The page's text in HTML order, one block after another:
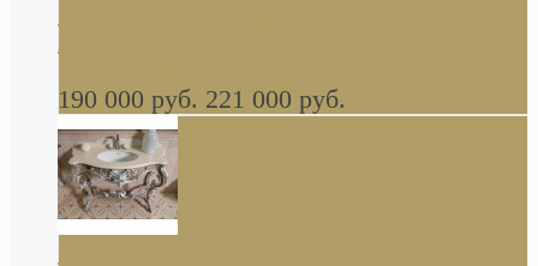
Decorated Bathroom раковина овальная
встраиваемая для ванной с рисунком синяя
роза В НАЛИЧИИ
190 000 руб. 221 000 руб.